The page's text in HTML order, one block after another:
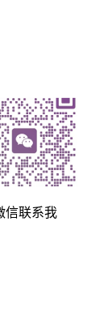
信联系我